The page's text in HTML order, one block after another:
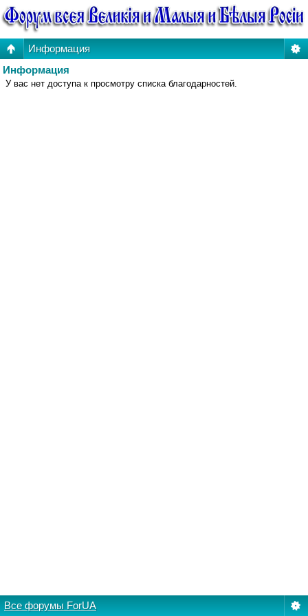
Информация
Информация
У вас нет доступа к просмотру списка благодарностей.
Все форумы ForUA